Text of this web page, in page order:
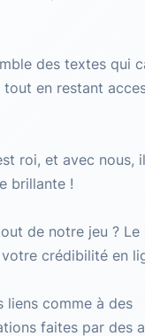
des textes qui
en restant
roi, et avec nous,
brillante !
de notre jeu ? Le
crédibilité en
liens comme à des
faites par des